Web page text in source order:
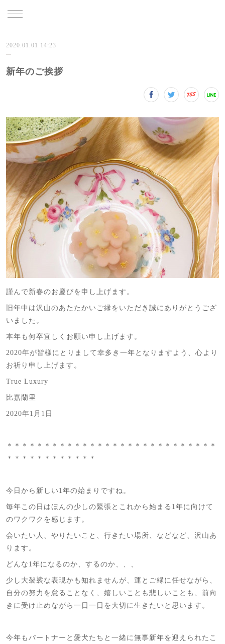
2020.01.01 14:23
新年のご挨拶
謹んで新春のお慶びを申し上げます。
旧年中は沢山のあたたかいご縁をいただき誠にありがとうござ
いました。
本年も何卒宜しくお願い申し上げます。
2020年が皆様にとりまして幸多き一年となりますよう、心より
お祈り申し上げます。
True Luxury
比嘉蘭里
2020年1月1日
＊＊＊＊＊＊＊＊＊＊＊＊＊＊＊＊＊＊＊＊＊＊＊＊＊＊＊＊
＊＊＊＊＊＊＊＊＊＊＊＊
今日から新しい1年の始まりですね。
毎年この日はほんの少しの緊張とこれから始まる1年に向けて
のワクワクを感じます。
会いたい人、やりたいこと、行きたい場所、などなど、沢山あ
ります。
どんな1年になるのか、するのか、、、
少し大袈裟な表現かも知れませんが、運とご縁に任せながら、
自分の努力を怠ることなく、嬉しいことも悲しいことも、前向
きに受け止めながら一日一日を大切に生きたいと思います。
今年もパートナーと愛犬たちと一緒に無事新年を迎えられたこ